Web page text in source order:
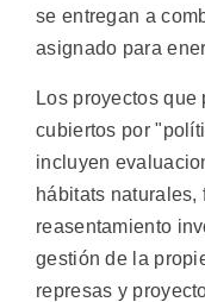
se entregan a
asignado para
Los proyectos
cubiertos por
incluyen
hábitats naturales,
reasentamiento
gestión de la
represas y